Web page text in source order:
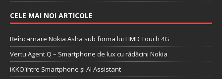
CELE MAI NOI ARTICOLE
Reîncarnare Nokia Asha sub forma lui HMD Touch 4G
Vertu Agent Q – Smartphone de lux cu rădăcini Nokia
iKKO între Smartphone și AI Assistant